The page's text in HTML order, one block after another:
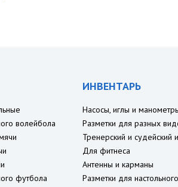
волейбола
футбола
ИНВЕНТАРЬ
Насосы, иглы и
Разметки для разных
Тренерский и судейский
Для фитнеса
Антенны и карманы
Разметки для